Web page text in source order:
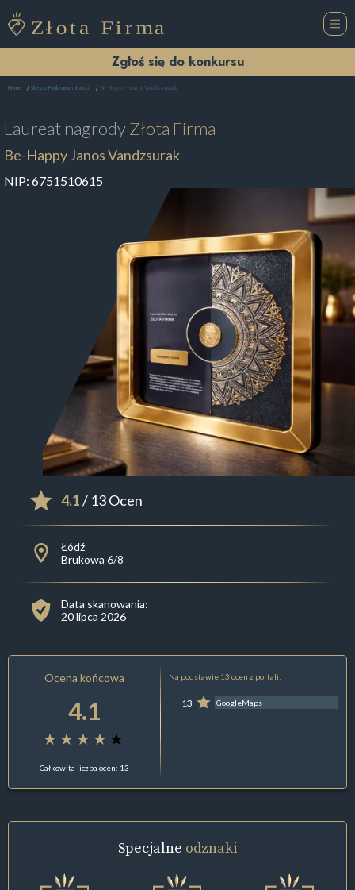
Zgłoś się do konkursu
Home Sklep z Podarunkami Łódź Be-Happy Janos Vandzsurak
Laureat nagrodyZłota Firma
Be-Happy Janos Vandzsurak
NIP: 6751510615
4.1/ 13 Ocen
Łódź
Brukowa 6/8
Data skanowania:
20 lipca 2026
Ocena końcowa
4.1
Całkowita liczba ocen: 13
Na podstawie 13 ocen z portali:
13 GoogleMaps
Specjalne odznaki